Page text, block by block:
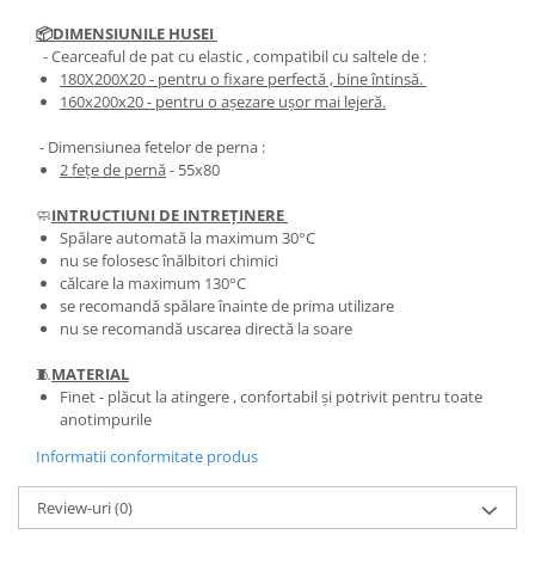
📦DIMENSIUNILE HUSEI
- Cearceaful de pat cu elastic , compatibil cu saltele de :
180X200X20- pentru o fixare perfectă , bine întinsă.
​​​​160x200x20- pentru o așezare ușor mai lejeră.
- Dimensiunea fetelor de perna :
2 fețe de pernă- 55x80
🧼INTRUCTIUNI DE INTREȚINERE
Spălare automată la maximum 30°C
nu se folosesc înălbitori chimici
călcare la maximum 130°C
se recomandă spălare înainte de prima utilizare
nu se recomandă uscarea directă la soare
🧵MATERIAL
Finet - plăcut la atingere , confortabil și potrivit pentru toate
anotimpurile
Informatii conformitate produs
Review-uri(0)